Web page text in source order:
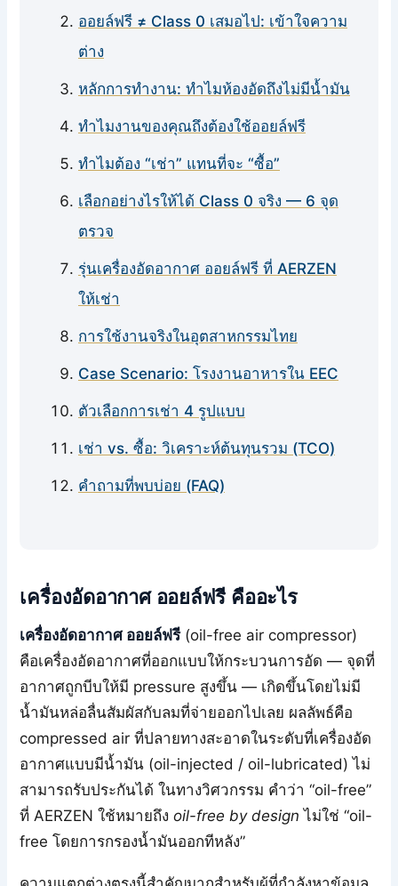
ออยล์ฟรี ≠ Class 0 เสมอไป: เข้าใจความ
ต่าง
หลักการทำงาน: ทำไมห้องอัดถึงไม่มีน้ำมัน
ทำไมงานของคุณถึงต้องใช้ออยล์ฟรี
ทำไมต้อง “เช่า” แทนที่จะ “ซื้อ”
เลือกอย่างไรให้ได้ Class 0 จริง — 6 จุด
ตรวจ
รุ่นเครื่องอัดอากาศ ออยล์ฟรี ที่ AERZEN
ให้เช่า
การใช้งานจริงในอุตสาหกรรมไทย
Case Scenario: โรงงานอาหารใน EEC
ตัวเลือกการเช่า 4 รูปแบบ
เช่า vs. ซื้อ: วิเคราะห์ต้นทุนรวม (TCO)
คำถามที่พบบ่อย (FAQ)
เครื่องอัดอากาศ ออยล์ฟรี คืออะไร
เครื่องอัดอากาศ ออยล์ฟรี(oil-free air compressor)
คือเครื่องอัดอากาศที่ออกแบบให้กระบวนการอัด — จุดที่
อากาศถูกบีบให้มี pressure สูงขึ้น — เกิดขึ้นโดยไม่มี
น้ำมันหล่อลื่นสัมผัสกับลมที่จ่ายออกไปเลย ผลลัพธ์คือ
compressed air ที่ปลายทางสะอาดในระดับที่เครื่องอัด
อากาศแบบมีน้ำมัน (oil-injected / oil-lubricated) ไม่
สามารถรับประกันได้ ในทางวิศวกรรม คำว่า “oil-free”
ที่ AERZEN ใช้หมายถึงoil-free by design ไม่ใช่ “oil-
free โดยการกรองน้ำมันออกทีหลัง”